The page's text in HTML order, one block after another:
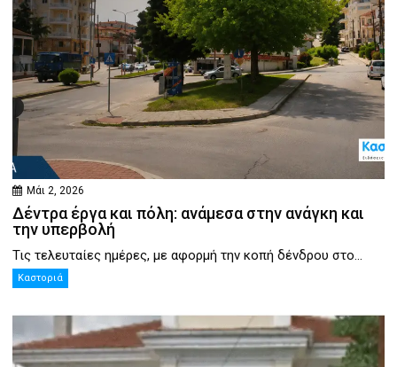
Μάι 2, 2026
Δέντρα έργα και πόλη: ανάμεσα στην ανάγκη και
την υπερβολή
Τις τελευταίες ημέρες, με αφορμή την κοπή δένδρου στο...
Καστοριά